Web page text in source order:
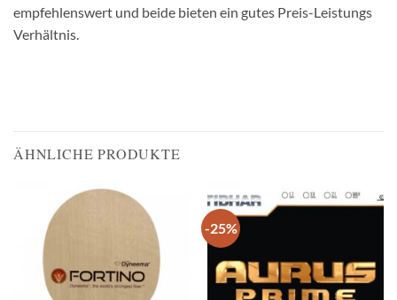
empfehlenswert und beide bieten ein gutes Preis-Leistungs
Verhältnis.
ÄHNLICHE PRODUKTE
-25%